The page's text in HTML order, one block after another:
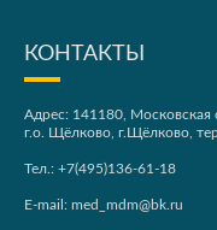
КОНТАКТЫ
Адрес: 141180, Московская
г.о. Щёлково, г.Щёлково,
Тел.: +7(495)136-61-18
E-mail: med_mdm@bk.ru